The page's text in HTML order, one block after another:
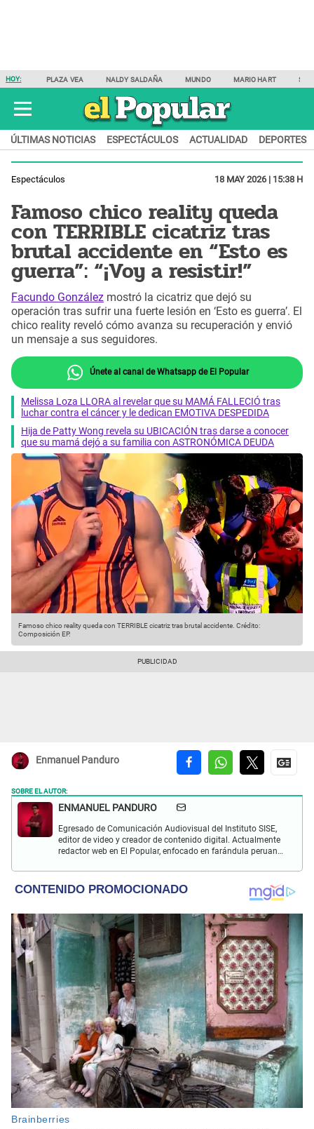
HOY: PLAZA VEA NALDY SALDAÑA MUNDO MARIO HART
ÚLTIMAS NOTICIAS ESPECTÁCULOS ACTUALIDAD DEPORTES
Espectáculos 18 MAY 2026 | 15:38 H
Famoso chico reality queda
con TERRIBLE cicatriz tras
brutal accidente en “Esto es
guerra”: “¡Voy a resistir!”
Facundo González mostró la cicatriz que dejó su
operación tras sufrir una fuerte lesión en ‘Esto es guerra’. El
chico reality reveló cómo avanza su recuperación y envió
un mensaje a sus seguidores.
Únete al canal de Whatsapp de El Popular
Melissa Loza LLORA al revelar que su MAMÁ FALLECIÓ tras
luchar contra el cáncer y le dedican EMOTIVA DESPEDIDA
Hija de Patty Wong revela su UBICACIÓN tras darse a conocer
que su mamá dejó a su familia con ASTRONÓMICA DEUDA
Famoso chico reality queda con TERRIBLE cicatriz tras brutal accidente. Crédito:
Composición EP.
Enmanuel Panduro
SOBRE EL AUTOR:
ENMANUEL PANDURO
Egresado de Comunicación Audiovisual del Instituto SISE,
editor de video y creador de contenido digital. Actualmente
redactor web en El Popular, enfocado en farándula peruana,